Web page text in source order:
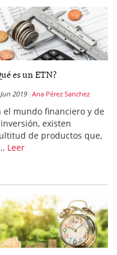
es un ETN?
2019 Ana Pérez Sanchez
el mundo financiero y de
existen
de productos que,
Leer